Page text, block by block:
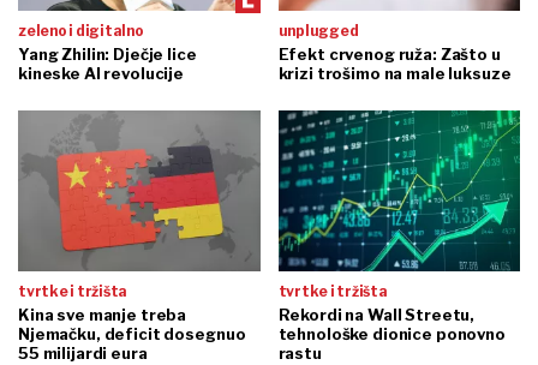
zeleno i digitalno
Yang Zhilin: Dječje lice
kineske AI revolucije
unplugged
Efekt crvenog ruža: Zašto u
krizi trošimo na male luksuze
tvrtke i tržišta
Kina sve manje treba
Njemačku, deficit dosegnuo
55 milijardi eura
tvrtke i tržišta
Rekordi na Wall Streetu,
tehnološke dionice ponovno
rastu